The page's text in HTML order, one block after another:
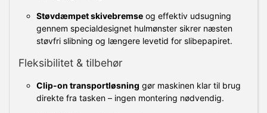
Støvdæmpet skivebremse og effektiv udsugning
gennem specialdesignet hulmønster sikrer næsten
støvfri slibning og længere levetid for slibepapiret.
Fleksibilitet & tilbehør
Clip-on transportløsning gør maskinen klar til brug
direkte fra tasken – ingen montering nødvendig.